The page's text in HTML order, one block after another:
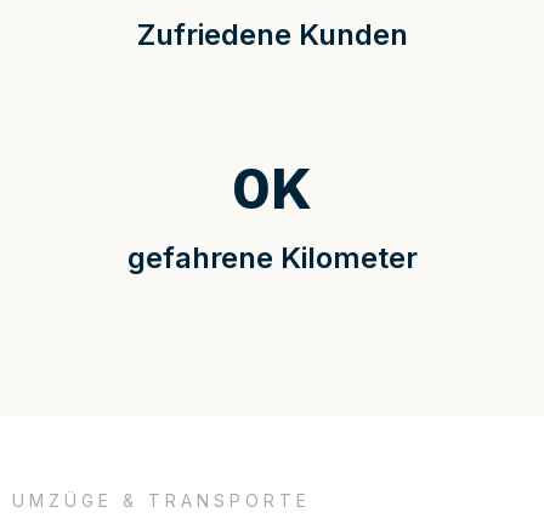
Zufriedene Kunden
gefahrene Kilometer
0K
UMZÜGE & TRANSPORTE